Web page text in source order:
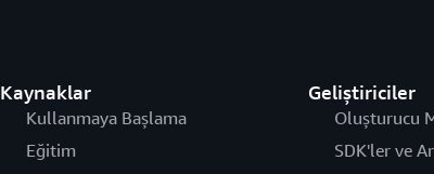
Kaynaklar
Kullanmaya Başlama
Eğitim
Geliştiriciler
Oluşturucu
SDK'ler ve